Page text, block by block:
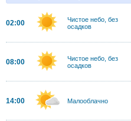
02:00
Чистое небо, без
осадков
08:00
Чистое небо, без
осадков
14:00 Малооблачно